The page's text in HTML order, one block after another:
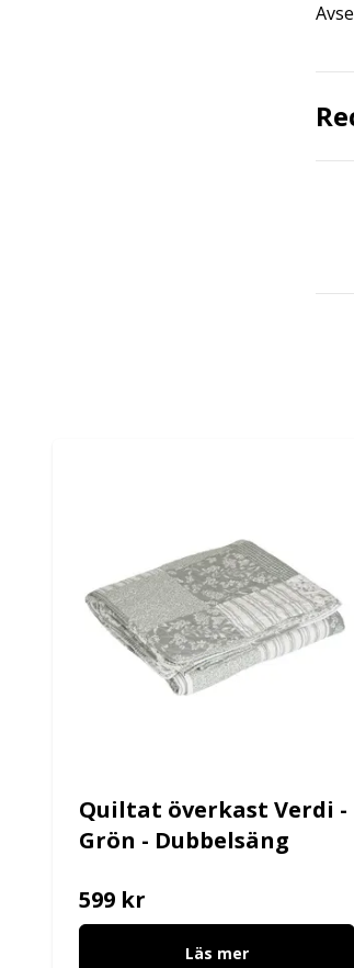
Quiltat överkast Verdi -
Grön - Dubbelsäng
599 kr
Läs mer